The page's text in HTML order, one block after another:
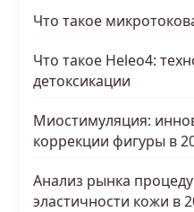
Что такое
Что такое Heleo4:
детоксикации
Миостимуляция:
коррекции фигуры в
Анализ рынка
эластичности кожи в